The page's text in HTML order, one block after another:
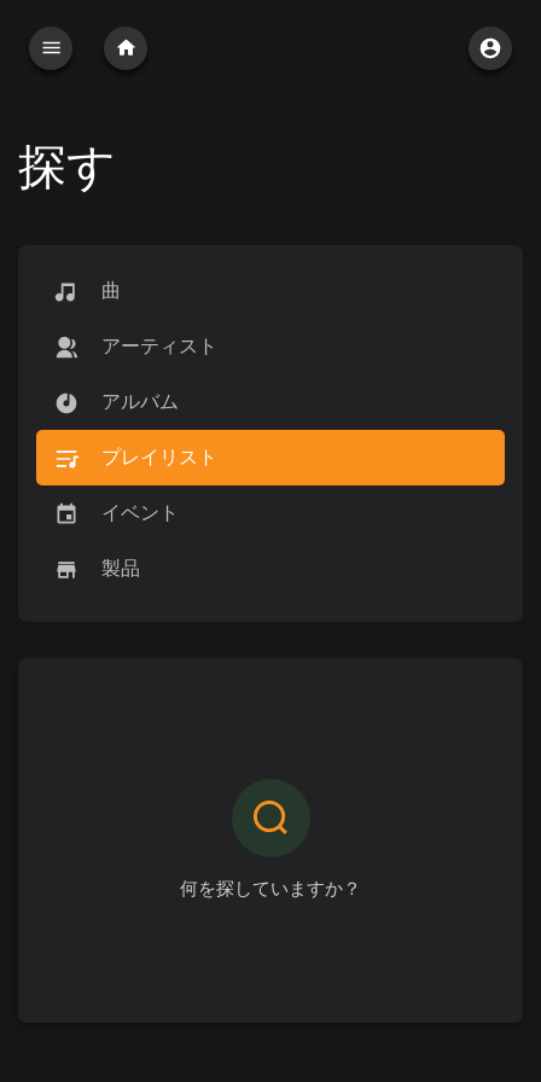
探す
曲
アーティスト
アルバム
プレイリスト
イベント
製品
何を探していますか？